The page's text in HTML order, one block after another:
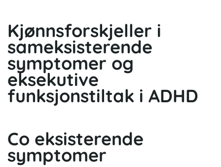
Kjønnsforskjeller i
sameksisterende
symptomer og
eksekutive
funksjonstiltak i ADHD
Co eksisterende
symptomer